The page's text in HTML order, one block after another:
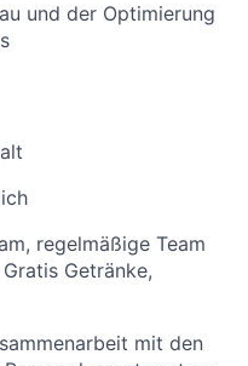
und der Optimierung
regelmäßige Team
Getränke,
mit den